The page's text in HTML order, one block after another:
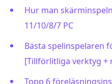
Hur man
11/10/8/7 PC
Bästa spelinspelaren
[Tillförlitliga verktyg +
Topp 6